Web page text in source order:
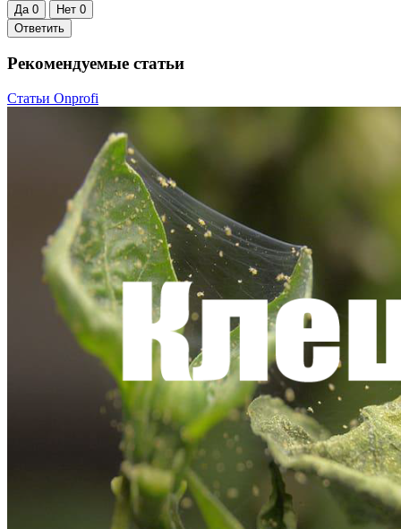
Да 0 Нет 0
Ответить
Рекомендуемые статьи
Статьи Onprofi